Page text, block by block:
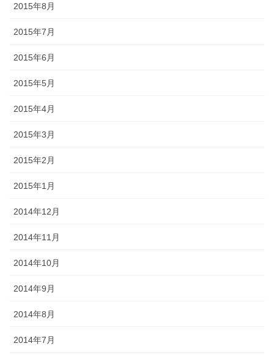
2015年8月
2015年7月
2015年6月
2015年5月
2015年4月
2015年3月
2015年2月
2015年1月
2014年12月
2014年11月
2014年10月
2014年9月
2014年8月
2014年7月